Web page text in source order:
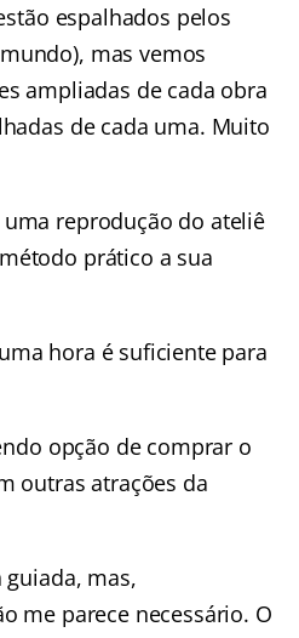
espalhados pelos
mas vemos
ampliadas de cada obra
de cada uma. Muito
reprodução do ateliê
prático a sua
hora é suficiente para
opção de comprar o
outras atrações da
mas,
me parece necessário. O